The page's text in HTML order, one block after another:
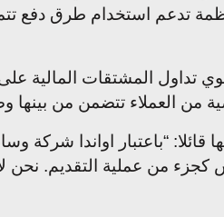
تدعم استخدام طرق دفع
تداول المشتقات المالية
من العملاء تتضمن من بينها
قائلا: “باعتبار اواندا
من عملية التقديم. نحن